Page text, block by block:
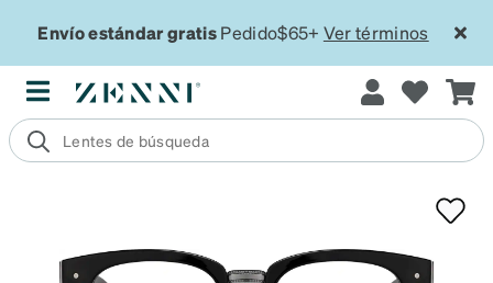
Envío estándar gratisPedido$65+ Ver términos